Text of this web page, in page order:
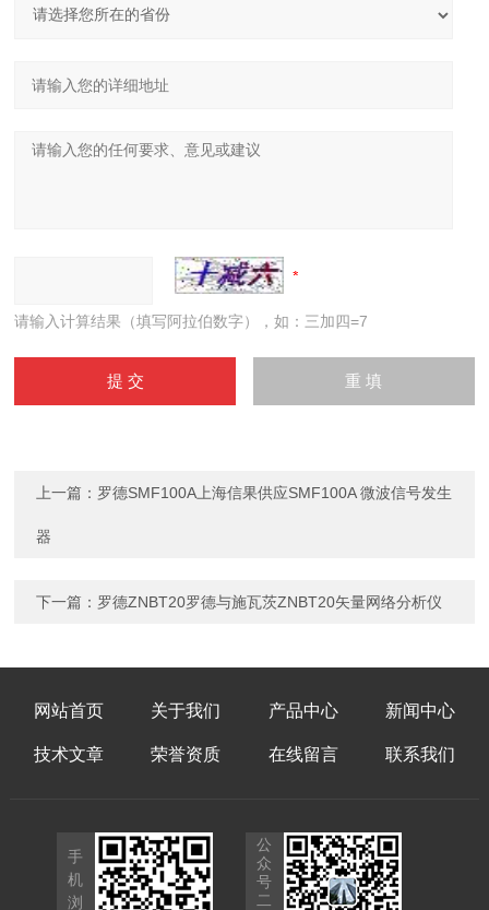
请输入计算结果（填写阿拉伯数字），如：三加四=7
上一篇： 罗德SMF100A上海信果供应SMF100A 微波信号发生
器
下一篇： 罗德ZNBT20罗德与施瓦茨ZNBT20矢量网络分析仪
网站首页 关于我们 产品中心 新闻中心
技术文章 荣誉资质 在线留言 联系我们
手
机
浏
公
众
号
二